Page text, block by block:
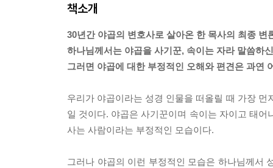
책소개
30년간 야곱의 변호사로 살아온 한 목사의 최종 변
하나님께서는 야곱을 사기꾼, 속이는 자라 말씀하
그러면 야곱에 대한 부정적인 오해와 편견은 과연
우리가 야곱이라는 성경 인물을 떠올릴 때 가장 먼
일 것이다. 야곱은 사기꾼이며 속이는 자이고 태
사는 사람이라는 부정적인 모습이다.
그러나 야곱의 이런 부정적인 모습은 하나님께서